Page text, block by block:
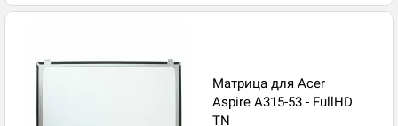
Матрица для Acer
Aspire A315-53 - FullHD
TN